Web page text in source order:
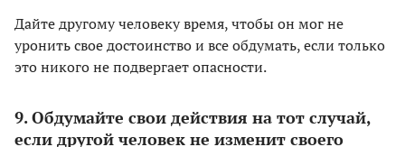
Дайте другому человеку время, чтобы он мог не
уронить свое достоинство и все обдумать, если только
это никого не подвергает опасности.
9. Обдумайте свои действия на тот случай,
если другой человек не изменит своего